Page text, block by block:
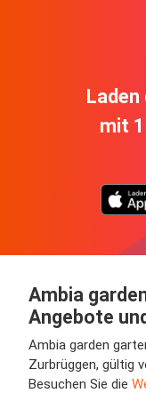
mit
Ambia
Angebote
Ambia garden
Zurbrüggen, gültig
Besuchen Sie die